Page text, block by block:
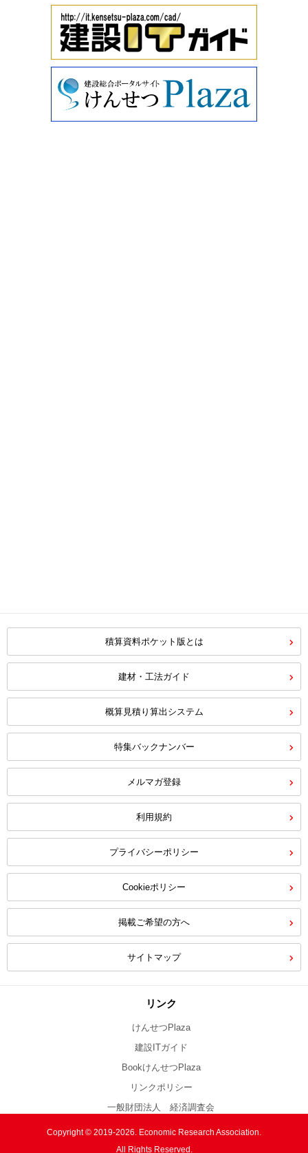
積算資料ポケット版とは
建材・工法ガイド
概算見積り算出システム
特集バックナンバー
メルマガ登録
利用規約
プライバシーポリシー
Cookieポリシー
掲載ご希望の方へ
サイトマップ
リンク
けんせつPlaza
建設ITガイド
BookけんせつPlaza
リンクポリシー
一般財団法人 経済調査会
Copyright © 2019-2026. Economic Research Association.
All Rights Reserved.